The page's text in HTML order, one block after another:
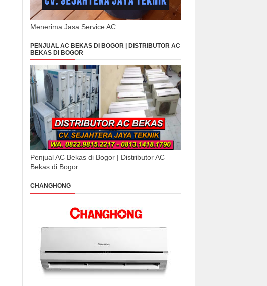
Menerima Jasa Service AC
PENJUAL AC BEKAS DI BOGOR | DISTRIBUTOR AC
BEKAS DI BOGOR
Penjual AC Bekas di Bogor | Distributor AC
Bekas di Bogor
CHANGHONG